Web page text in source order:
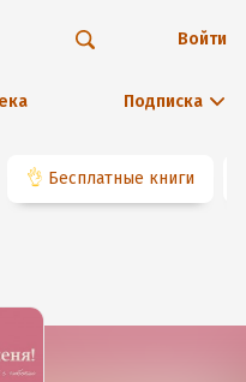
Подписка
Войти
👌 Бесплатные книги